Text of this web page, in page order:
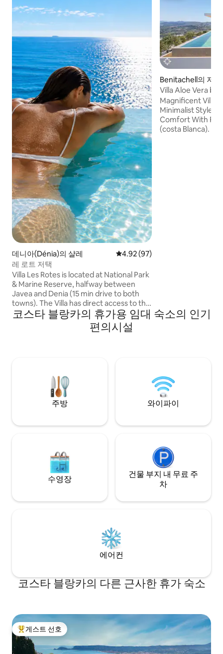
데니아(Dénia)의 샬레 평점 4.92점(5점 만점), 후기 97
4.92 (97)
레 로트 저택
Villa Les Rotes is located at National Park
& Marine Reserve, halfway between
Javea and Denia (15 min drive to both
towns). The Villa has direct access to the
beach and the best views of San Antonio
cape from any corner of the house.
Mornings will be unforgettable with its
+3️⃣4️⃣6️⃣6️⃣7️⃣8️⃣3️⃣5️⃣3️⃣0️⃣4️⃣
Benitachell의 저택
Villa Aloe Vera by
Magnificent Villa
Minimalist Style,
Comfort With
(costa Blanca).
코스타 블랑카의 휴가용 임대 숙소의 인기
편의시설
주방 와이파이
수영장
건물 부지 내 무료 주
차
에어컨
코스타 블랑카의 다른 근사한 휴가 숙소
상위 게스트 선호
게스트 선호